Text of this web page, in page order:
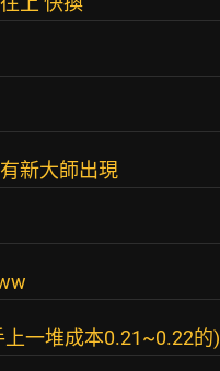
新大師出現
一堆成本0.21~0.22的)